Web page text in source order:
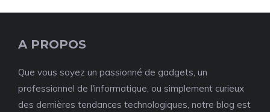
A PROPOS
Que vous soyez un passionné de gadgets, un
professionnel de l'informatique, ou simplement curieux
des dernières tendances technologiques, notre blog est